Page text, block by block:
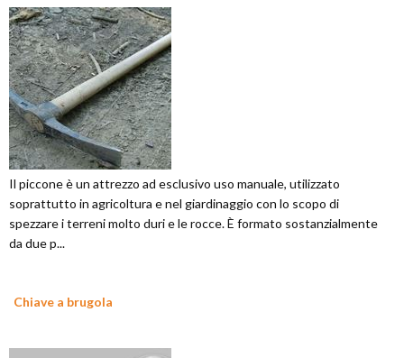
Il piccone è un attrezzo ad esclusivo uso manuale, utilizzato
soprattutto in agricoltura e nel giardinaggio con lo scopo di
spezzare i terreni molto duri e le rocce. È formato sostanzialmente
da due p...
Chiave a brugola